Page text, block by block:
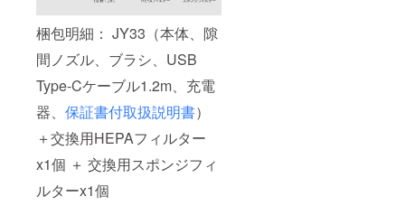
梱包明細： JY33（本体、隙
間ノズル、ブラシ、USB
Type-Cケーブル1.2m、充電
器、 保証書付取扱説明書）
＋交換用HEPAフィルター
x1個 ＋ 交換用スポンジフィ
ルターx1個